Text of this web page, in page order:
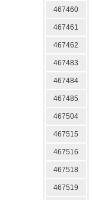
467460
467461
467462
467483
467484
467485
467504
467515
467516
467518
467519